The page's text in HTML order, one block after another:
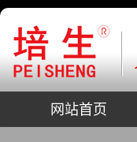
网站首页